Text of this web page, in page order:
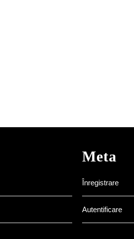
Meta
Înregistrare
Autentificare